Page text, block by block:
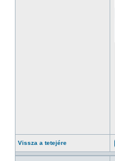
Vissza a tetejére